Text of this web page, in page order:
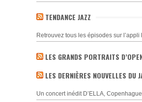
TENDANCE JAZZ
Retrouvez tous les épisodes sur l’appli
LES GRANDS PORTRAITS
LES DERNIÈRES NOUVELLES DU
Un concert inédit D’ELLA,